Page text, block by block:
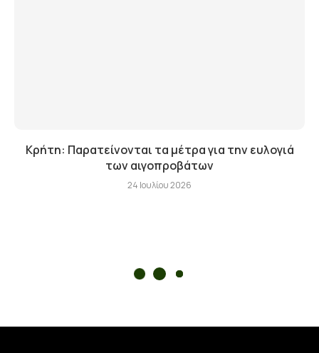
Κρήτη: Παρατείνονται τα μέτρα για την ευλογιά
των αιγοπροβάτων
24 Ιουλίου 2026